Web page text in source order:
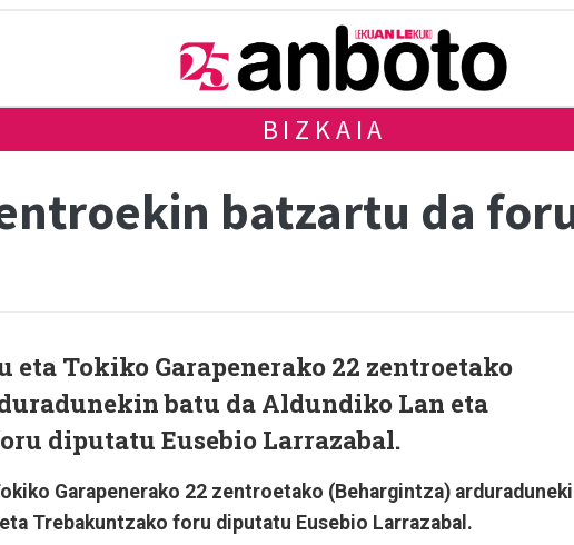
BIZKAIA
batzartu da
eta Tokiko Garapenerako 22 zentroetako
batu da Aldundiko Lan eta
diputatu Eusebio Larrazabal.
Garapenerako 22 zentroetako (Behargintza)
Trebakuntzako foru diputatu Eusebio Larrazabal.